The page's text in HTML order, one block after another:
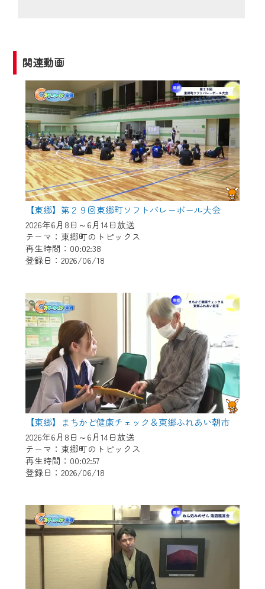
関連動画
【東郷】第２９回東郷町ソフトバレーボール大会
2026年6月8日～6月14日放送
テーマ：東郷町のトピックス
再生時間：00:02:38
登録日：2026/06/18
【東郷】まちかど健康チェック＆東郷ふれあい朝市
2026年6月8日～6月14日放送
テーマ：東郷町のトピックス
再生時間：00:02:57
登録日：2026/06/18
2024年9月24日からはご加入者様へのサー
ビス向上のため、
『CCNet Web TV』を利用いただくには、
一部コンテンツを除き、
CCNetサービスへの加入と『CCNetマイ
ページ※』へのログインが必要となりま
す。
何卒、ご理解ご了承の程よろしくお願い
いたします。
※マイページへのログインには、MyIDが必
要となります。
※MyIDとは、CCNet Web TVを含むCCNetの
各種サービスをご利用頂くためのIDです。
で設定できます。
（GmailやYahooなどのフリーメールアドレ
スでも作成可能です）
※マイページへのログイン・MyIDの新規登
録はこちらから
※CCNetアプリをご利用中の方は引き続き
ご視聴いただけます。
＜メンテナンス情報＞
CCNetWebTVのリニューアルにともないメ
ンテナンス作業を予定しています。
作業の間は、CCNetWebTVの画面が「メン
テナンス中」になり、ご利用いただけませ
ん。
ご不便をおかけいたしますが、ご了承の程
よろしくお願いいたします。